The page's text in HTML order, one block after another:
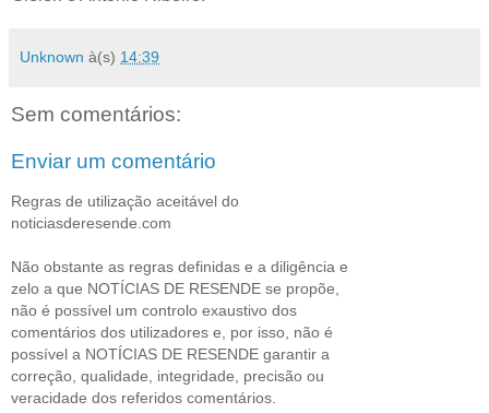
Unknown à(s) 14:39
Sem comentários:
Enviar um comentário
Regras de utilização aceitável do
noticiasderesende.com
Não obstante as regras definidas e a diligência e
zelo a que NOTÍCIAS DE RESENDE se propõe,
não é possível um controlo exaustivo dos
comentários dos utilizadores e, por isso, não é
possível a NOTÍCIAS DE RESENDE garantir a
correção, qualidade, integridade, precisão ou
veracidade dos referidos comentários.